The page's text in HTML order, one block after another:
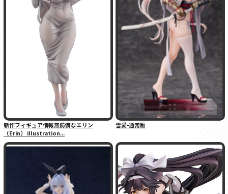
新作フィギュア情報無防備なエリン
（Erin） illustration...
雪愛-通常版